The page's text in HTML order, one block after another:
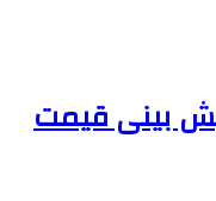
جذاب ۱۴۰۳ | پیش بینی قیمت